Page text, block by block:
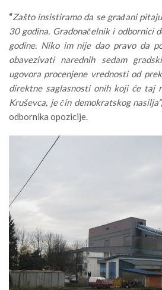
“Zašto insistiramo da se građani
30 godina. Gradonačelnik i odbornici
godine. Niko im nije dao pravo da
obavezivati narednih sedam
ugovora procenjene vrednosti od
direktne saglasnosti onih koji će taj
Kruševca, je čin demokratskog nasilja”,
odbornika opozicije.